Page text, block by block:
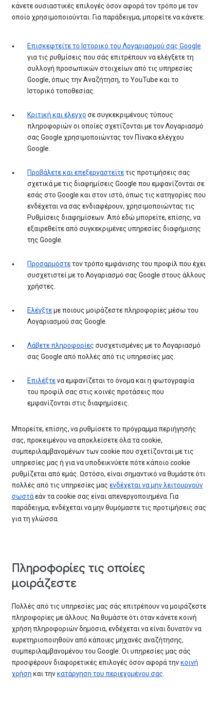
κάνετε ουσιαστικές επιλογές όσον αφορά τον τρόπο με τον
οποίο χρησιμοποιούνται. Για παράδειγμα, μπορείτε να κάνετε:
Επισκεφτείτε το Ιστορικό του Λογαριασμού σας Google
για τις ρυθμίσεις που σάς επιτρέπουν να ελέγξετε τη
συλλογή προσωπικών στοιχείων από τις υπηρεσίες
Google, όπως την Αναζήτηση, το YouTube και το
Ιστορικό τοποθεσίας.
Κριτική και έλεγχο σε συγκεκριμένους τύπους
πληροφοριών οι οποίες σχετίζονται με τον Λογαριασμό
σας Google χρησιμοποιώντας τον Πίνακα ελέγχου
Google.
Προβάλετε και επεξεργαστείτετις προτιμήσεις σας
σχετικά με τις διαφημίσεις Google που εμφανίζονται σε
εσάς στο Google και στον ιστό, όπως τις κατηγορίες που
ενδέχεται να σας ενδιαφέρουν, χρησιμοποιώντας τις
Ρυθμίσεις διαφημίσεων. Από εδώ μπορείτε, επίσης, να
εξαιρεθείτε από συγκεκριμένες υπηρεσίες διαφήμισης
της Google.
Προσαρμόστετον τρόπο εμφάνισης του προφίλ που έχει
συσχετιστεί με το Λογαριασμό σας Google στους άλλους
χρήστες.
Ελέγξτεμε ποιους μοιράζεστε πληροφορίες μέσω του
Λογαριασμού σας Google.
Λάβετε πληροφορίες συσχετισμένες με το Λογαριασμό
σας Google από πολλές από τις υπηρεσίες μας.
Επιλέξτενα εμφανίζεται το όνομα και η φωτογραφία
του προφίλ σας στις κοινές προτάσεις που
εμφανίζονται στις διαφημίσεις.
Μπορείτε, επίσης, να ρυθμίσετε το πρόγραμμα περιήγησής
σας, προκειμένου να αποκλείσετε όλα τα cookie,
συμπεριλαμβανομένων των cookie που σχετίζονται με τις
υπηρεσίες μας ή για να υποδεικνύετε πότε κάποιο cookie
ρυθμίζεται από εμάς. Ωστόσο, είναι σημαντικό να θυμάστε ότι
πολλές από τις υπηρεσίες μας ενδέχεται να μην λειτουργούν
σωστάεάν τα cookie σας είναι απενεργοποιημένα. Για
παράδειγμα, ενδέχεται να μην θυμόμαστε τις προτιμήσεις σας
για τη γλώσσα.
Πληροφορίες τις οποίες
μοιράζεστε
Πολλές από τις υπηρεσίες μας σάς επιτρέπουν να μοιράζεστε
πληροφορίες με άλλους. Να θυμάστε ότι όταν κάνετε κοινή
χρήση πληροφοριών δημόσια, ενδέχεται να είναι δυνατόν να
ευρετηριοποιηθούν από κάποιες μηχανές αναζήτησης,
συμπεριλαμβανομένου του Google. Οι υπηρεσίες μας σάς
προσφέρουν διαφορετικές επιλογές όσον αφορά τηνκοινή
χρήση και τηνκατάργηση του περιεχομένου σας.